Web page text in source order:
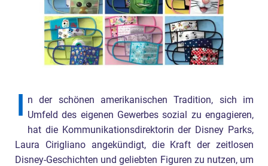
I n der schönen amerikanischen Tradition, sich im
Umfeld des eigenen Gewerbes sozial zu engagieren,
hat die Kommunikationsdirektorin der Disney Parks,
Laura Cirigliano angekündigt, die Kraft der zeitlosen
Disney-Geschichten und geliebten Figuren zu nutzen, um